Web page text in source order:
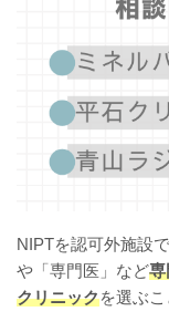
NIPTを認可外施設
や「専門医」など専
クリニックを選ぶこ